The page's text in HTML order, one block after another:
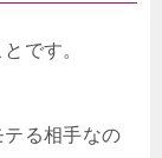
です。
る相手なの